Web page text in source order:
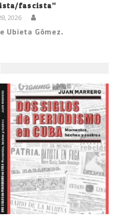
fascista”
2026
Ubieta Gómez.